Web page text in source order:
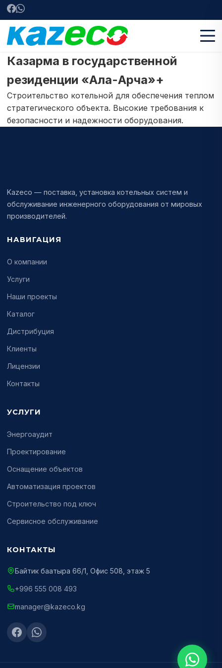
Казарма в государственной
резиденции «Ала-Арча»+
Строительство котельной для обеспечения теплом
стратегического объекта. Высокие требования к
безопасности и надежности оборудования.
Kazeco — поставка, установка котельных систем и
обслуживание инженерного оборудования от мировых
производителей.
НАВИГАЦИЯ
О компании
Услуги
Наши проекты
Каталог
Дистрибуция
Клиенты
Лицензии
Контакты
УСЛУГИ
Энергоаудит
Проектирование
Оснащение объектов
Автоматизация проектов
Строительство под ключ
Сервисное обслуживание
КОНТАКТЫ
Байтик баатыра 66/1, Офис 508, этаж 5
+996 555 008 493
manager@kazeco.kg